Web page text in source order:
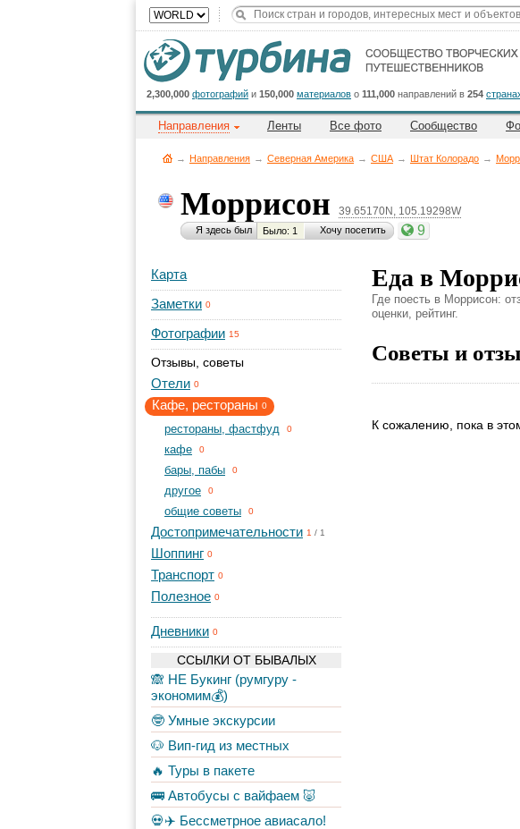
2,300,000 фотографий и 150,000 материалов о 111,000 направлений в 254
Направления Ленты Все фото Сообщество
→ Направления → Северная Америка → CША → Штат Колорадо →
Моррисон 39.65170N, 105.19298W
Я здесь был Было: 1 Хочу посетить 9
Карта
Заметки 0
Фотографии 15
Отзывы, советы
Отели 0
Кафе, рестораны 0
рестораны, фастфуд 0
кафе 0
бары, пабы 0
другое 0
общие советы 0
Достопримечательности 1 / 1
Шоппинг 0
Транспорт 0
Полезное 0
Дневники 0
ССЫЛКИ ОТ БЫВАЛЫХ
🙈 НЕ Букинг (румгуру -
экономим💰)
🤓 Умные экскурсии
🐶 Вип-гид из местных
🔥 Туры в пакете
🚌 Автобусы с вайфаем 🐷
💀✈️ Бессметрное авиасало!
Еда в
Где поесть в Моррисон:
оценки, рейтинг.
Советы и
К сожалению, пока в